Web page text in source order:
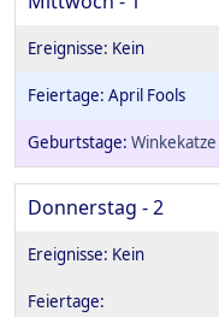
April Fools
Winkekatze
Donnerstag - 2